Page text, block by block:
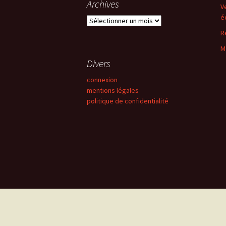
Archives
Archives
Divers
connexion
mentions légales
politique de confidentialité